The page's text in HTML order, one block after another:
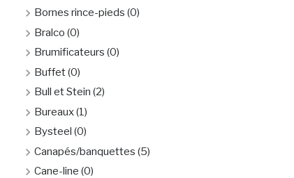
Bornes rince-pieds (0)
Bralco (0)
Brumificateurs (0)
Buffet(0)
Bull et Stein (2)
Bureaux(1)
Bysteel (0)
Canapés/banquettes (5)
Cane-line (0)